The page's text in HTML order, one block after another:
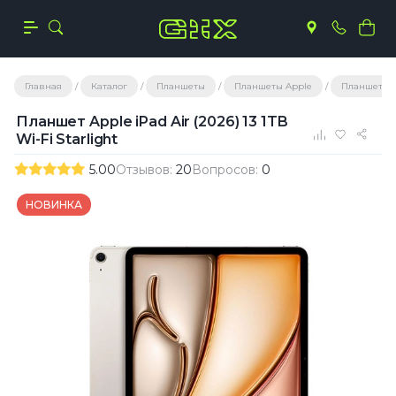
Главная Каталог Планшеты Планшеты Apple Планшеты
Планшет Apple iPad Air (2026) 13 1TB
Wi-Fi Starlight
5.00Отзывов: 20Вопросов: 0
НОВИНКА